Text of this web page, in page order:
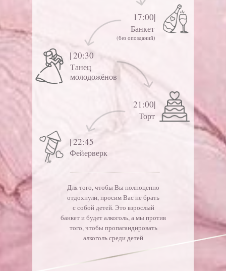
Для того, чтобы Вы полноценно
отдохнули, просим Вас не брать
с собой детей. Это взрослый
банкет и будет алкоголь, а мы против
того, чтобы пропагандировать
алкоголь среди детей
| 22:45
| 20:30
21:00|
17:00|
Торт
Банкет
Фейерверк
Танец
молодожёнов
(без опозданий)